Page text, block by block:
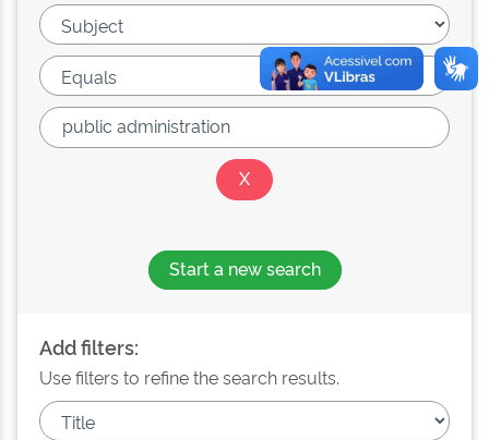
Start a new search
Add filters:
Use filters to refine the search results.